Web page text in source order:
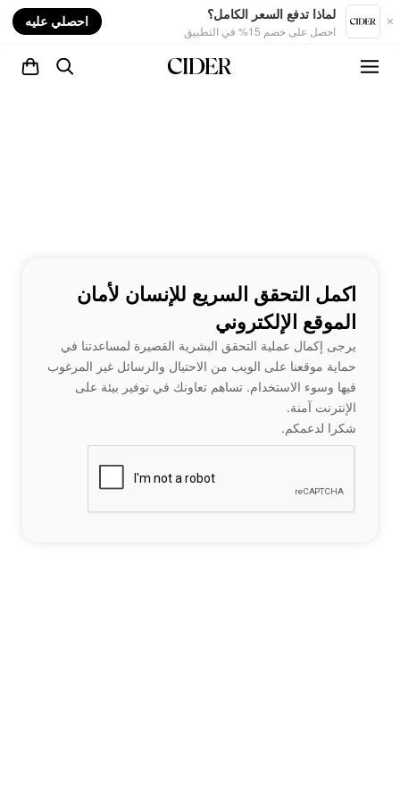
لماذا تدفع السعر الكامل؟
احصل على خصم 15% في التطبيق
احصلي عليه
اكمل التحقق السريع للإنسان لأمان
الموقع الإلكتروني
يرجى إكمال عملية التحقق البشرية القصيرة لمساعدتنا في
حماية موقعنا على الويب من الاحتيال والرسائل غير المرغوب
فيها وسوء الاستخدام. تساهم تعاونك في توفير بيئة على
الإنترنت آمنة.
شكرا لدعمكم.